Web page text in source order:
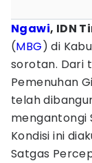
Ngawi, IDN
(MBG) di
sorotan. Dari
Pemenuhan
telah
mengantongi
Kondisi ini
Satgas